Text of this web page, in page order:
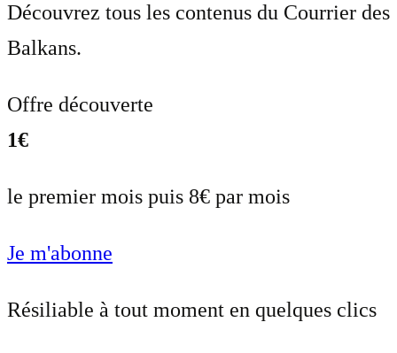
Découvrez tous les contenus du Courrier des
Balkans.
Offre découverte
1€
le premier mois puis 8€ par mois
Je m'abonne
Résiliable à tout moment en quelques clics